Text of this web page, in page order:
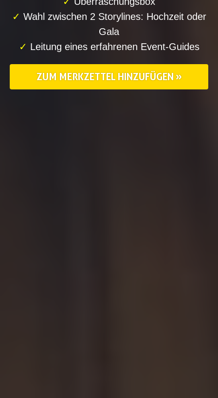
✓ Wahl zwischen 2 Storylines: Hochzeit oder
Gala
✓ Leitung eines erfahrenen Event-Guides
ZUM MERKZETTEL HINZUFÜGEN »